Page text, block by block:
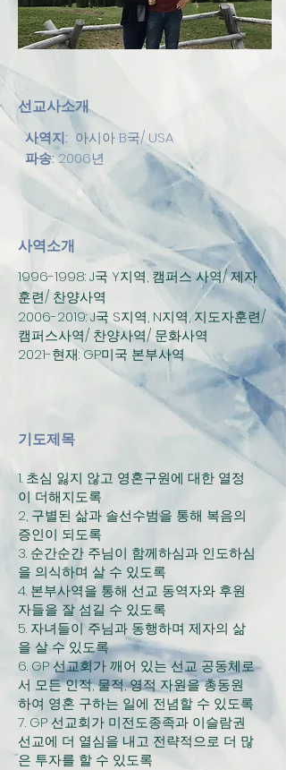
선교사소개
​사역지: 아시아 B국/ USA
파송:2006년
사역소개
1996-1998: J국 Y지역, 캠퍼스 사역/ 제자
훈련/ 찬양사역
2006-2019: J국 S지역, N지역, 지도자훈련/
캠퍼스사역/ 찬양사역/ 문화사역
2021-현재: GP미국 본부사역
기도제목
1. 초심 잃지 않고 영혼구원에 대한 열정
이 더해지도록
2, 구별된 삶과 솔선수범을 통해 복음의
증인이 되도록
3. 순간순간 주님이 함께하심과 인도하심
을 의식하며 살 수 있도록
4. 본부사역을 통해 선교 동역자와 후원
자들을 잘 섬길 수 있도록
5. 자녀들이 주님과 동행하며 제자의 삶
을 살 수 있도록
6. GP 선교회가 깨어 있는 선교 공동체로
서 모든 인적, 물적, 영적 자원을 총동원
하여 영혼 구하는 일에 전념할 수 있도록
7. GP 선교회가 미전도종족과 이슬람권
선교에 더 열심을 내고 전략적으로 더 많
은 투자를 할 수 있도록